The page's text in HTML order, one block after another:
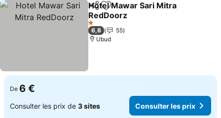
PartagerAjouter à mes favoris
Hotel Mawar Sari Mitra
RedDoorz
Consulter les prix
1 Étoiles
6,8
55
Ubud
De 6 €
Consulter les prix de 3 sites Consulter les prix